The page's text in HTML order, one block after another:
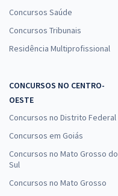
Concursos Saúde
Concursos Tribunais
Residência Multiprofissional
CONCURSOS NO CENTRO-
OESTE
Concursos no Distrito Federal
Concursos em Goiás
Concursos no Mato Grosso do
Sul
Concursos no Mato Grosso